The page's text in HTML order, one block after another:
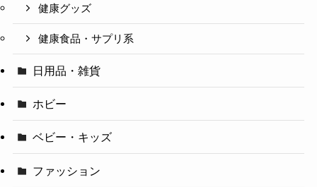
健康グッズ
健康食品・サプリ系
日用品・雑貨
ホビー
ベビー・キッズ
ファッション